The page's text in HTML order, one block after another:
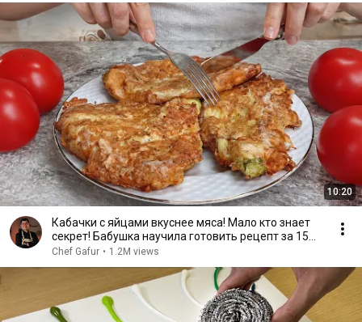
10:20
Кабачки с яйцами вкуснее мяса! Мало кто знает
секрет! Бабушка научила готовить рецепт за 15
минут
Chef Gafur • 1.2M views